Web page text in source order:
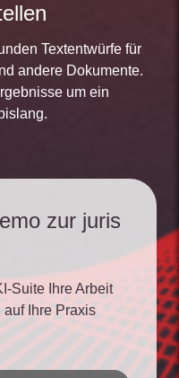
Textentwürfe für
andere Dokumente.
um ein
zur juris
Suite Ihre Arbeit
Ihre Praxis